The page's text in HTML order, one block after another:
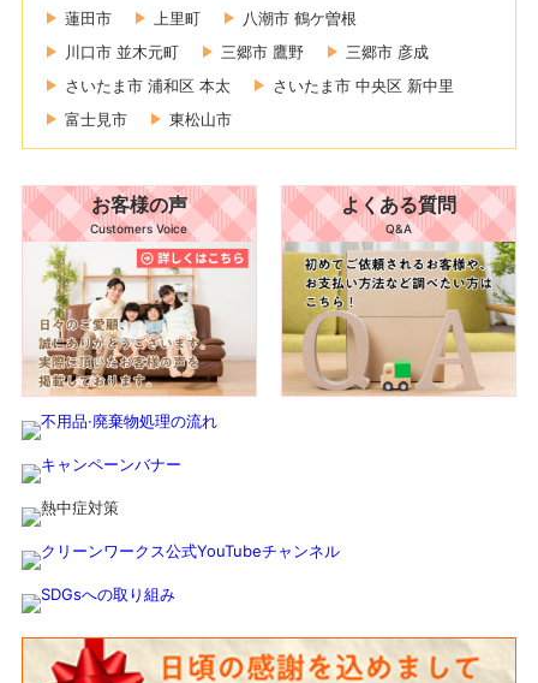
蓮田市
上里町
八潮市 鶴ケ曽根
川口市 並木元町
三郷市 鷹野
三郷市 彦成
さいたま市 浦和区 本太
さいたま市 中央区 新中里
富士見市
東松山市
お客様の声
Customers Voice
よくある質問
Q&A